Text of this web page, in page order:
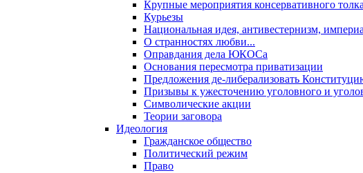
Крупные мероприятия консервативного толка
Курьезы
Национальная идея, антивестернизм,
О странностях любви...
Оправдания дела ЮКОСа
Основания пересмотра приватизации
Предложения де-либерализовать
Призывы к ужесточению уголовного и
Символические акции
Теории заговора
Идеология
Гражданское общество
Политический режим
Право